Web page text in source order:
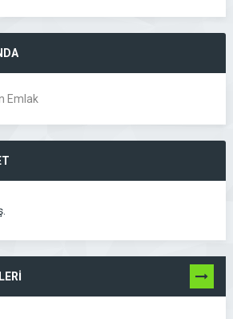
Emlak
TÜMÜNÜ
GÖR